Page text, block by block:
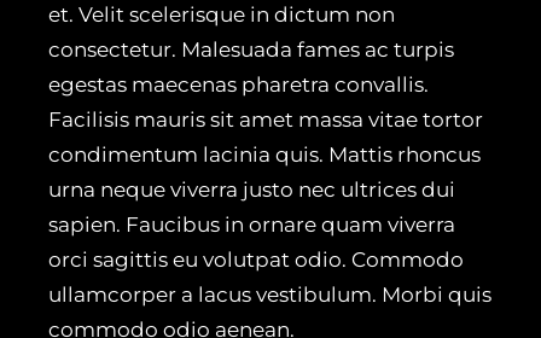
et. Velit scelerisque in dictum non
consectetur. Malesuada fames ac turpis
egestas maecenas pharetra convallis.
Facilisis mauris sit amet massa vitae tortor
condimentum lacinia quis. Mattis rhoncus
urna neque viverra justo nec ultrices dui
sapien. Faucibus in ornare quam viverra
orci sagittis eu volutpat odio. Commodo
ullamcorper a lacus vestibulum. Morbi quis
commodo odio aenean.